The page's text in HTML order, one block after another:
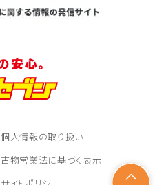
個人情報の取り扱い
古物営業法に基づく表示